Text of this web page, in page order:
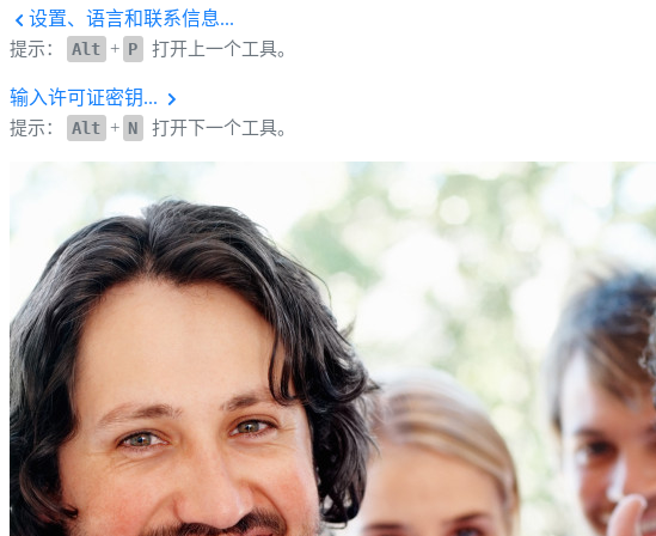
设置、语言和联系信息...
提示： Alt + P 打开上一个工具。
输入许可证密钥...
提示： Alt + N 打开下一个工具。